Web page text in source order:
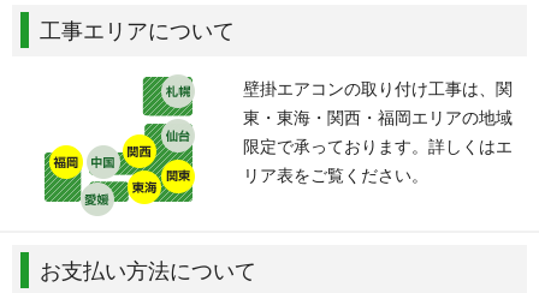
工事エリアについて
壁掛エアコンの取り付け工事は、関
東・東海・関西・福岡エリアの地域
限定で承っております。詳しくはエ
リア表をご覧ください。
お支払い方法について